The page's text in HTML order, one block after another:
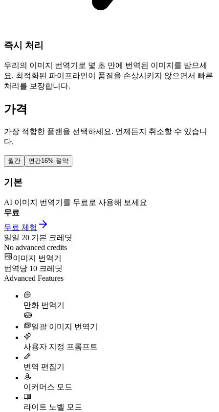
즉시 처리
우리의 이미지 번역기로 몇 초 만에 번역된 이미지를 받으세
요. 최적화된 파이프라인이 품질을 손상시키지 않으면서 빠른
처리를 보장합니다.
가격
가장 적합한 플랜을 선택하세요. 언제든지 취소할 수 있습니
다.
월간 연간16% 절약
기본
AI 이미지 번역기를 무료로 사용해 보세요
무료
무료 체험
일일 20 기본 크레딧
No advanced credits
이미지 번역기
번역당 10 크레딧
Advanced Features
만화 번역기
일괄 이미지 번역기
사용자 지정 프롬프트
번역 편집기
이커머스 모드
라이트 노벨 모드